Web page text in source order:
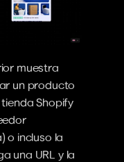
muestra
un producto
Shopify
o incluso la
una URL y la